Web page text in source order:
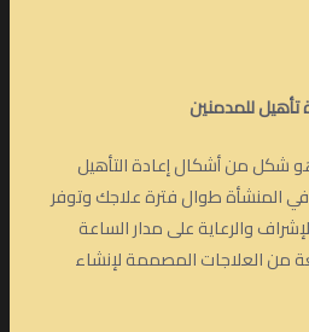
تأهيل للمدمنين
شكل من أشكال إعادة التأهيل
المنشأة طوال فترة علاجك وتوفر
والرعاية على مدار الساعة
العلاجات المصممة لإنشاء